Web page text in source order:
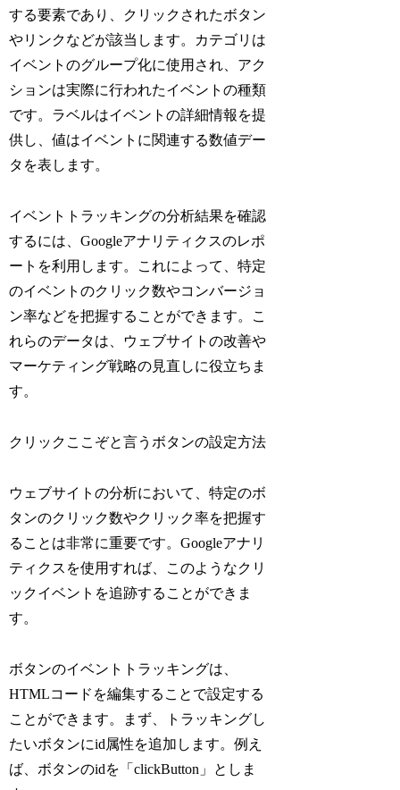
する要素であり、クリックされたボタン
やリンクなどが該当します。カテゴリは
イベントのグループ化に使用され、アク
ションは実際に行われたイベントの種類
です。ラベルはイベントの詳細情報を提
供し、値はイベントに関連する数値デー
タを表します。
イベントトラッキングの分析結果を確認
するには、Googleアナリティクスのレポ
ートを利用します。これによって、特定
のイベントのクリック数やコンバージョ
ン率などを把握することができます。こ
れらのデータは、ウェブサイトの改善や
マーケティング戦略の見直しに役立ちま
す。
クリックここぞと言うボタンの設定方法
ウェブサイトの分析において、特定のボ
タンのクリック数やクリック率を把握す
ることは非常に重要です。Googleアナリ
ティクスを使用すれば、このようなクリ
ックイベントを追跡することができま
す。
ボタンのイベントトラッキングは、
HTMLコードを編集することで設定する
ことができます。まず、トラッキングし
たいボタンにid属性を追加します。例え
ば、ボタンのidを「clickButton」としま